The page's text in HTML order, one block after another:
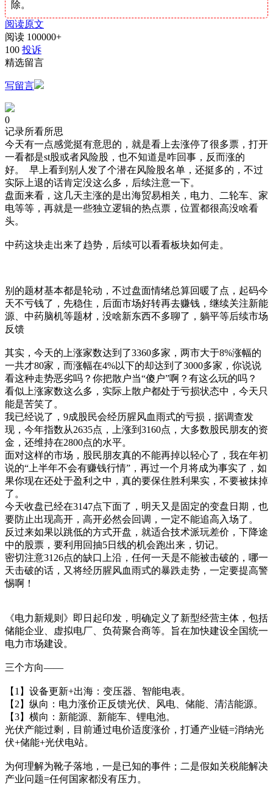
除。
阅读原文
阅读 100000+
100 投诉
精选留言
写留言
0
记录所看所思
今天有一点感觉挺有意思的，就是看上去涨停了很多票，打开
一看都是st股或者风险股，也不知道是咋回事，反而涨的
好。 早上看到别人发了个潜在风险股名单，还挺多的，不过
实际上退的话肯定没这么多，后续注意一下。
盘面来看，这几天主涨的是出海贸易相关，电力、二轮车、家
电等等，再就是一些独立逻辑的热点票，位置都很高没啥看
头。
中药这块走出来了趋势，后续可以看看板块如何走。
别的题材基本都是轮动，不过盘面情绪总算回暖了点，起码今
天不亏钱了，先稳住，后面市场好转再去赚钱，继续关注新能
源、中药脑机等题材，没啥新东西不多聊了，躺平等后续市场
反馈
其实，今天的上涨家数达到了3360多家，两市大于8%涨幅的
一共才80家，而涨幅在4%以下的却达到了3000多家，你说说
看这种走势恶劣吗？你把散户当“傻户”啊？有这么玩的吗？
看似上涨家数这么多，实际上散户都处于亏损状态中，今天只
能是苦笑了。
我已经说了，9成股民会经历腥风血雨式的亏损，据调查发
现，今年指数从2635点，上涨到3160点，大多数股民朋友的资
金，还维持在2800点的水平。
面对这样的市场，股民朋友真的不能再掉以轻心了，我在年初
说的“上半年不会有赚钱行情”，再过一个月将成为事实了，如
果你现在还处于盈利之中，真的要保住胜利果实，不要被抹掉
了。
今天收盘已经在3147点下面了，明天又是固定的变盘日期，也
要防止出现高开，高开必然会回调，一定不能追高入场了。
反过来如果以跳低的方式开盘，就适合技术派玩差价，下降途
中的股票，要利用回抽5日线的机会跑出来，切记。
密切注意3126点的缺口上沿，任何一天是不能被击破的，哪一
天击破的话，又将经历腥风血雨式的暴跌走势，一定要提高警
惕啊！
《电力新规则》即日起印发，明确定义了新型经营主体，包括
储能企业、虚拟电厂、负荷聚合商等。旨在加快建设全国统一
电力市场建设。
三个方向——
【1】设备更新+出海：变压器、智能电表。
【2】纵向：电力涨价正反馈光伏、风电、储能、清洁能源。
【3】横向：新能源、新能车、锂电池。
光伏产能过剩，目前通过电价适度涨价，打通产业链=消纳光
伏+储能+光伏电站。
为何理解为靴子落地，一是已知的事件；二是假如关税能解决
产业问题=任何国家都没有压力。